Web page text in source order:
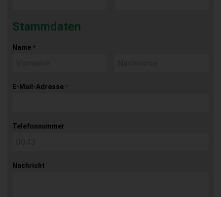
Stammdaten
Name *
E-Mail-Adresse *
Telefonnummer
Nachricht